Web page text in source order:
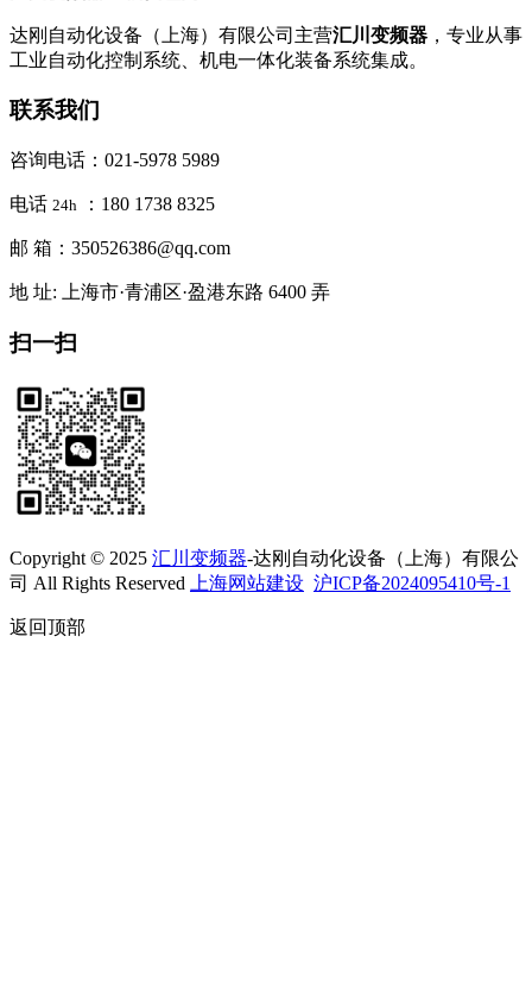
达刚自动化设备（上海）有限公司主营汇川变频器 ，专业从事
工业自动化控制系统、机电一体化装备系统集成。
联系我们
咨询电话：021-5978 5989
电话 24h ：180 1738 8325
邮 箱：350526386@qq.com
地 址: 上海市·青浦区·盈港东路 6400 弄
扫一扫
Copyright © 2025 汇川变频器-达刚自动化设备（上海）有限公
司 All Rights Reserved 上海网站建设 沪ICP备2024095410号-1
返回顶部